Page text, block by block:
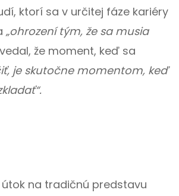
ktorí sa v určitej fáze kariéry
„ohrození tým, že sa musia
že moment, keď sa
je skutočne momentom, keď
na tradičnú predstavu